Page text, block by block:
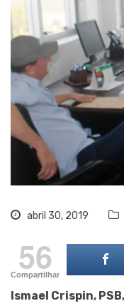
abril 30, 2019
56
Compartilhar
Ismael Crispin,